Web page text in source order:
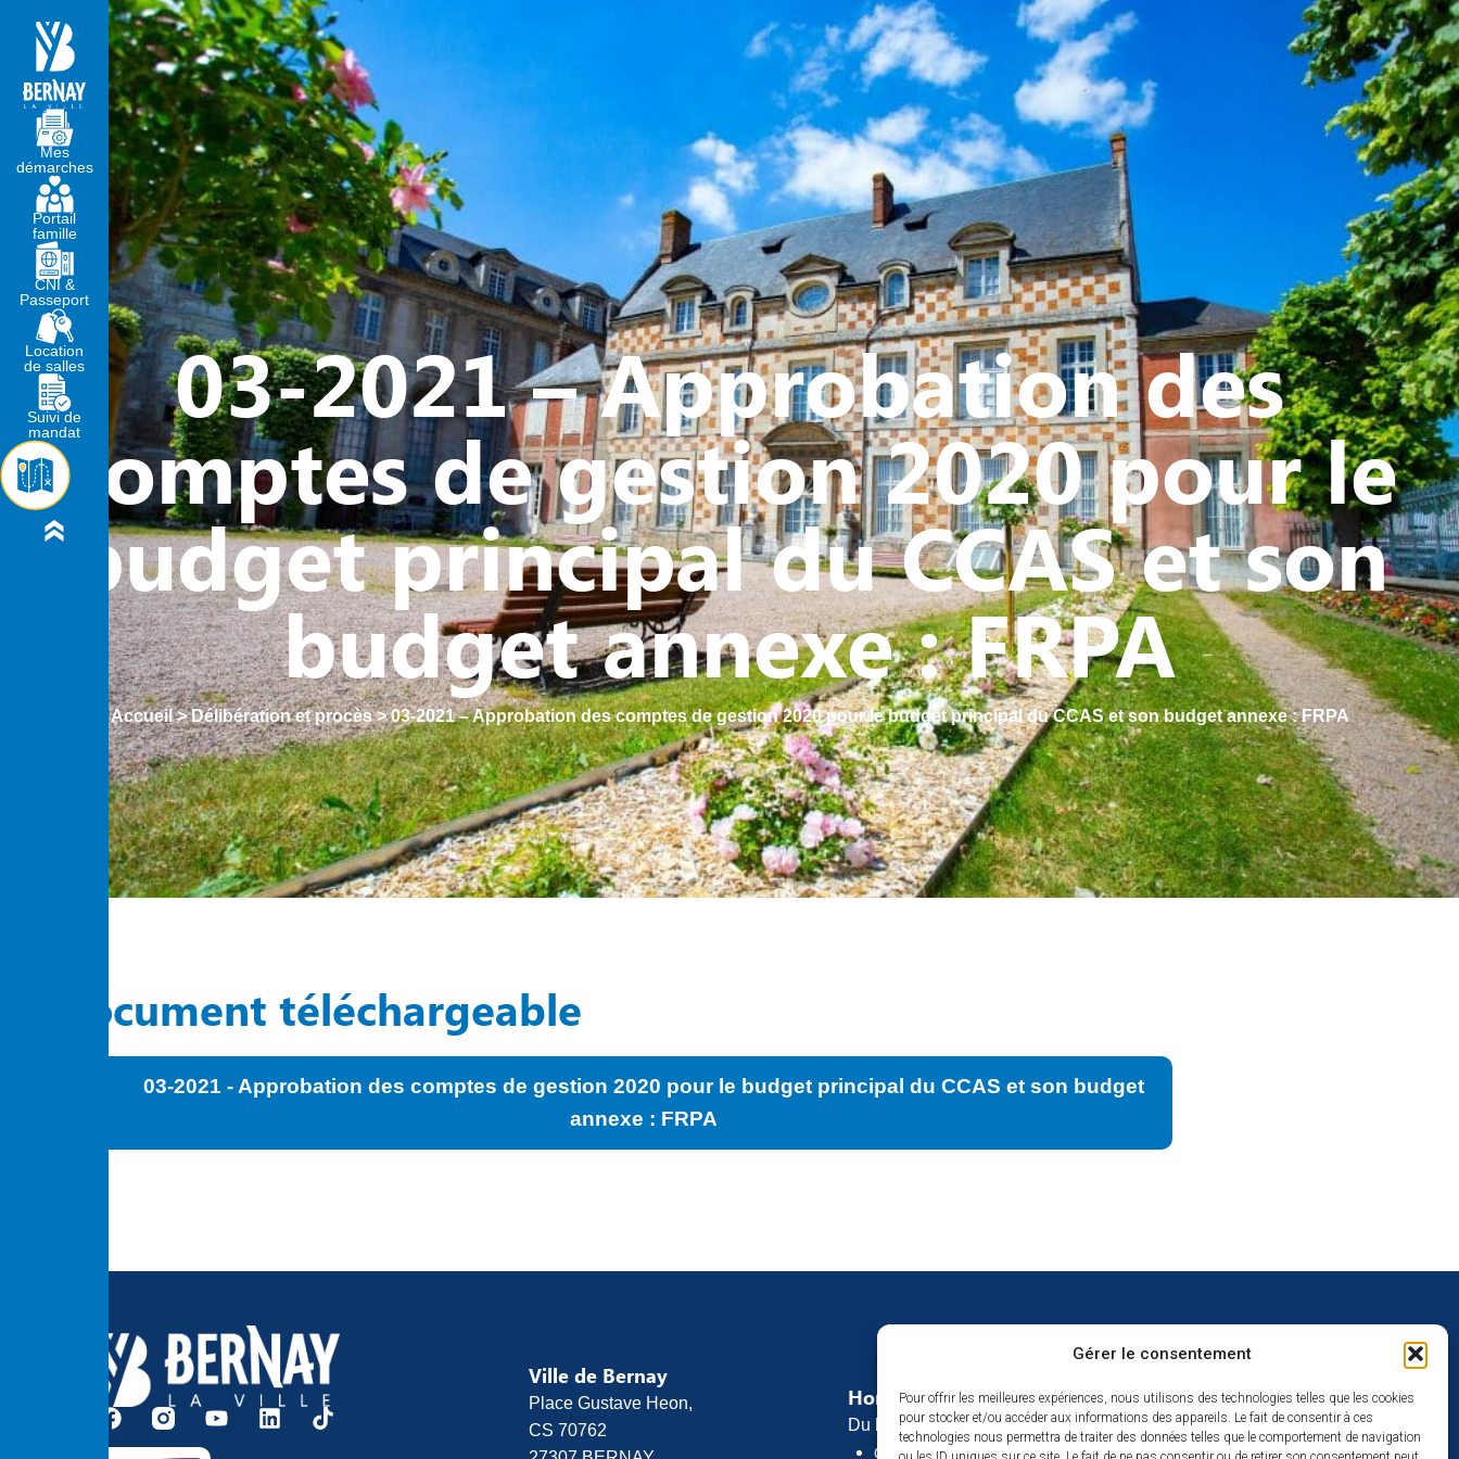
Gérer le consentement
Pour offrir les meilleures expériences, nous utilisons des technologies telles que les cookies
pour stocker et/ou accéder aux informations des appareils. Le fait de consentir à ces
technologies nous permettra de traiter des données telles que le comportement de navigation
MA MAIRIE ACTION SOCIALE VIE ASSOCIATIVE - SPORTIVE
03-2021 – Approbation des
comptes de gestion 2020 pour le
budget principal du CCAS et son
budget annexe : FRPA
Accueil>Délibération et procès>03-2021 – Approbation des comptes de gestion 2020 pour le budget principal du CCAS et son budget annexe : FRPA
Document téléchargeable
03-2021 - Approbation des comptes de gestion 2020 pour le budget principal du CCAS et son budget
annexe : FRPA
Mes
démarches
Portail
famille
CNI &
Passeport
Location
de salles
Suivi de
mandat
Ville de Bernay
Place Gustave Heon,
CS 70762
Horaires d’ouverture
Du lundi au vendredi :
de 8h30 à 12h